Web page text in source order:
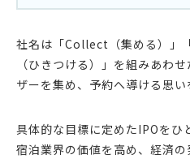
社名は「Collect（集める）
（ひきつける）」を組みあわ
ザーを集め、予約へ導ける思い
具体的な目標に定めたIPOをひ
宿泊業界の価値を高め、経済